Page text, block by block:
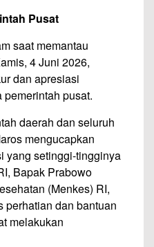
Pusat
saat memantau
4 Juni 2026,
dan apresiasi
pusat.
daerah dan seluruh
mengucapkan
yang setinggi-tingginya
Bapak Prabowo
(Menkes) RI,
perhatian dan bantuan
melakukan